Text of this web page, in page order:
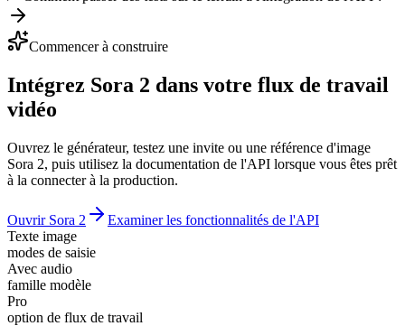
Commencer à construire
Intégrez Sora 2 dans votre flux de travail
vidéo
Ouvrez le générateur, testez une invite ou une référence d'image
Sora 2, puis utilisez la documentation de l'API lorsque vous êtes prêt
à la connecter à la production.
Ouvrir Sora 2
Examiner les fonctionnalités de l'API
Texte image
modes de saisie
Avec audio
famille modèle
Pro
option de flux de travail